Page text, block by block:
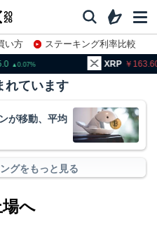
い方
ステーキング利率比較
163.60
れています
が移動、平均
グをもっと見る
へ